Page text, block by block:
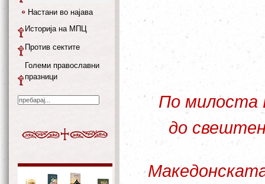
По милоста
до
Настани во најава
Историја на МПЦ
Против сектите
Големи православни
празници